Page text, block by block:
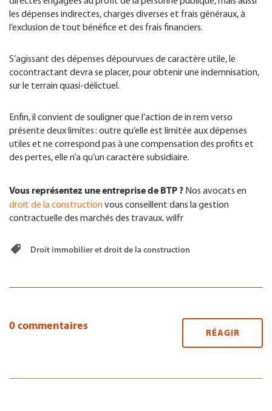
les dépenses indirectes, charges diverses et frais généraux, à
l’exclusion de tout bénéfice et des frais financiers.
S’agissant des dépenses dépourvues de caractère utile, le
cocontractant devra se placer, pour obtenir une indemnisation,
sur le terrain quasi-délictuel.
Enfin, il convient de souligner que l’action de in rem verso
présente deux limites : outre qu’elle est limitée aux dépenses
utiles et ne correspond pas à une compensation des profits et
des pertes, elle n’a qu’un caractère subsidiaire.
Vous représentez une entreprise de BTP ? Nos avocats en
droit de la constructionvous conseillent dans la gestion
contractuelle des marchés des travaux. wilfr
Droit immobilier et droit de la construction
0 commentaires
RÉAGIR